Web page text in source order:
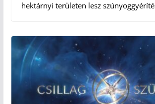
hektárnyi területen lesz